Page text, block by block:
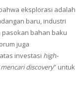
eksplorasi adalah
baru, industri
pasokan bahan baku
juga
investasi high-
mencari discovery” untuk